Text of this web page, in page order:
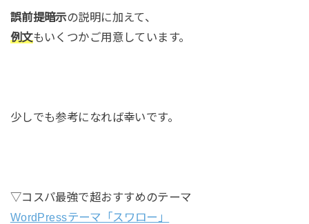
誤前提暗示の説明に加えて、
例文もいくつかご用意しています。
少しでも参考になれば幸いです。
▽コスパ最強で超おすすめのテーマ
WordPressテーマ「スワロー」